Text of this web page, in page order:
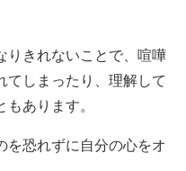
りきれないことで、喧嘩
てしまったり、理解して
あります。
を恐れずに自分の心をオ